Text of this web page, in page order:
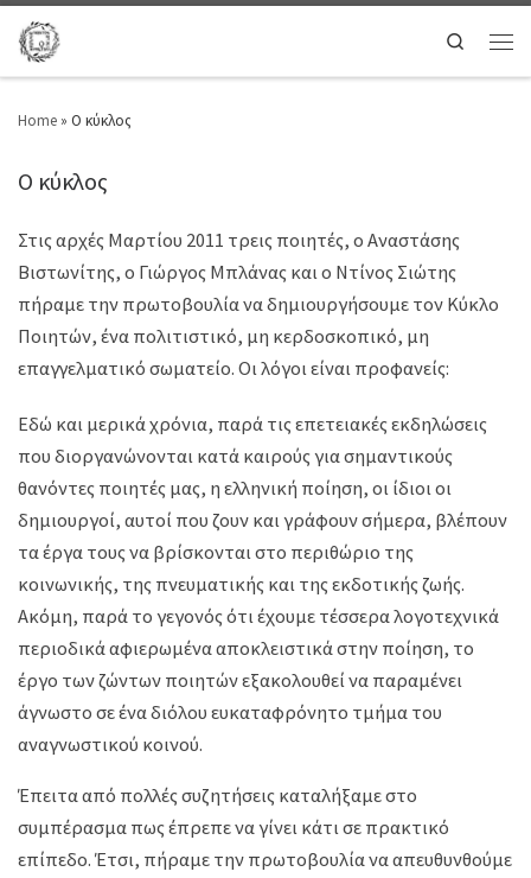
Search
Home » Ο κύκλος
Ο κύκλος
Στις αρχές Μαρτίου 2011 τρεις ποιητές, ο Αναστάσης
Βιστωνίτης, ο Γιώργος Μπλάνας και ο Ντίνος Σιώτης
πήραμε την πρωτοβουλία να δημιουργήσουμε τον Κύκλο
Ποιητών, ένα πολιτιστικό, μη κερδοσκοπικό, μη
επαγγελματικό σωματείο. Οι λόγοι είναι προφανείς:
Εδώ και μερικά χρόνια, παρά τις επετειακές εκδηλώσεις
που διοργανώνονται κατά καιρούς για σημαντικούς
θανόντες ποιητές μας, η ελληνική ποίηση, οι ίδιοι οι
δημιουργοί, αυτοί που ζουν και γράφουν σήμερα, βλέπουν
τα έργα τους να βρίσκονται στο περιθώριο της
κοινωνικής, της πνευματικής και της εκδοτικής ζωής.
Ακόμη, παρά το γεγονός ότι έχουμε τέσσερα λογοτεχνικά
περιοδικά αφιερωμένα αποκλειστικά στην ποίηση, το
έργο των ζώντων ποιητών εξακολουθεί να παραμένει
άγνωστο σε ένα διόλου ευκαταφρόνητο τμήμα του
αναγνωστικού κοινού.
Έπειτα από πολλές συζητήσεις καταλήξαμε στο
συμπέρασμα πως έπρεπε να γίνει κάτι σε πρακτικό
επίπεδο. Έτσι, πήραμε την πρωτοβουλία να απευθυνθούμε